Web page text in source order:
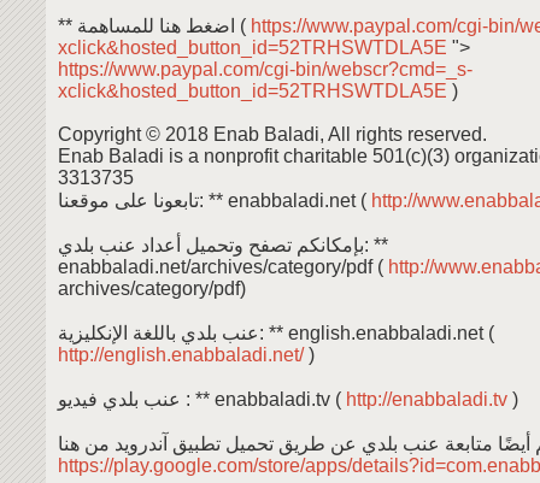
** اضغط هنا للمساهمة ( https://www.paypal.com/cgi-bin/
xclick&hosted_button_id=52TRHSWTDLA5E ">
https://www.paypal.com/cgi-bin/webscr?cmd=_s-
xclick&hosted_button_id=52TRHSWTDLA5E )
Copyright © 2018 Enab Baladi, All rights reserved.
Enab Baladi is a nonprofit charitable 501(c)(3)
3313735
تابعونا على موقعنا: ** enabbaladi.net ( http://
بإمكانكم تصفح وتحميل أعداد عنب بلدي: **
enabbaladi.net/archives/category/pdf ( http://
archives/category/pdf)
عنب بلدي باللغة الإنكليزية: ** english.enabbaladi.net (
http://english.enabbaladi.net/)
عنب بلدي فيديو : ** enabbaladi.tv ( http://enabbaladi.tv )
https://play.google.com/store/apps/